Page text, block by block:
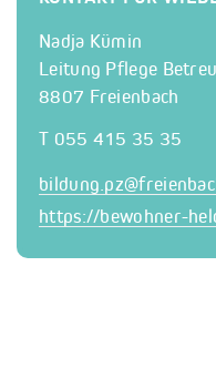
Nadja Kümin
Leitung Pflege
8807 Freienbach
T 055 415 35 35
bildung.pz@
https://bewohner-